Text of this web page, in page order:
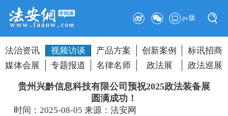
pc版
法治资讯 视频访谈 产品方案 创新案例
标讯招商
媒体会展
专题报道 名律名师 政法展 政法巡展
贵州兴黔信息科技有限公司预祝2025政法装备展
圆满成功！
时间：2025-08-05来源：法安网